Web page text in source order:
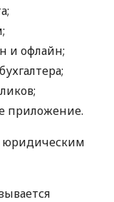
и офлайн;
приложение.
юридическим